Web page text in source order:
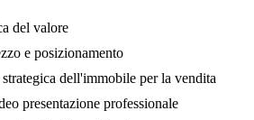
del valore
e posizionamento
dell'immobile per la vendita
presentazione professionale